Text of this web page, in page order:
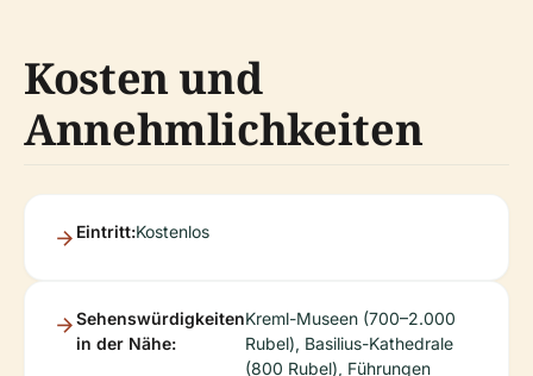
Kosten und
Annehmlichkeiten
Eintritt:Kostenlos
Sehenswürdigkeiten
in der Nähe:
Kreml-Museen (700–2.000
Rubel), Basilius-Kathedrale
(800 Rubel), Führungen